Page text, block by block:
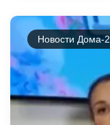
Новости Дома-2